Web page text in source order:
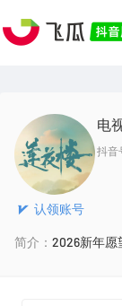
认领账号
电
抖音
简介： 2026新年愿